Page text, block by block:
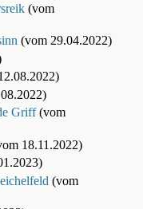
(vom
(vom 29.04.2022)
Griff(vom
18.11.2022)
(vom